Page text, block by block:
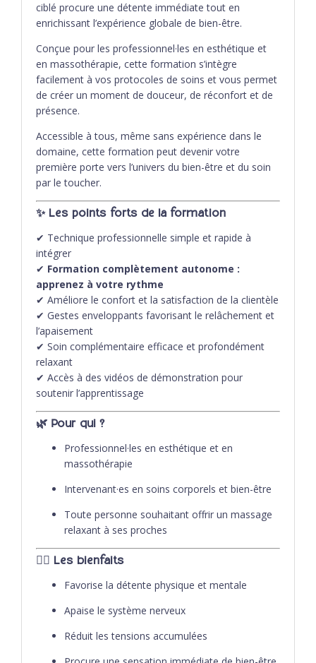
ciblé procure une détente immédiate tout en
enrichissant l’expérience globale de bien-être.
Conçue pour les professionnel·les en esthétique et
en massothérapie, cette formation s’intègre
facilement à vos protocoles de soins et vous permet
de créer un moment de douceur, de réconfort et de
présence.
Accessible à tous, même sans expérience dans le
domaine, cette formation peut devenir votre
première porte vers l’univers du bien-être et du soin
par le toucher.
✨ Les points forts de la formation
✔ Technique professionnelle simple et rapide à
intégrer
✔ Formation complètement autonome :
apprenez à votre rythme
✔ Améliore le confort et la satisfaction de la clientèle
✔ Gestes enveloppants favorisant le relâchement et
l’apaisement
✔ Soin complémentaire efficace et profondément
relaxant
✔ Accès à des vidéos de démonstration pour
soutenir l’apprentissage
🌿 Pour qui ?
Professionnel·les en esthétique et en
massothérapie
Intervenant·es en soins corporels et bien-être
Toute personne souhaitant offrir un massage
relaxant à ses proches
💆‍♀️ Les bienfaits
Favorise la détente physique et mentale
Apaise le système nerveux
Réduit les tensions accumulées